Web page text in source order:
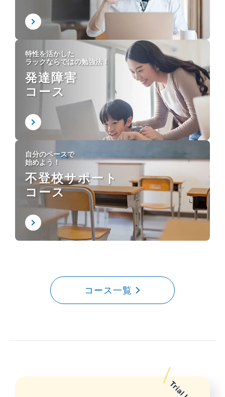
特性を活かした
ラックならではの勉強法！
発達障害
コース
自分のペースで
始めよう！
不登校サポート
コース
コース一覧